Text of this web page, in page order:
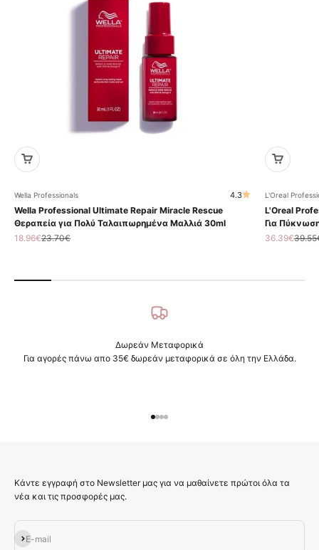
Wella Professionals 4.3
Wella Professional Ultimate Repair Miracle Rescue
Θεραπεία για Πολύ Ταλαιπωρημένα Μαλλιά 30ml
Τιμή πώλησης
18.96€Κανονική τιμή
23.70€
L'Oreal
L'Oreal
Για
Τιμή
36.39€
Δωρεάν Μεταφορικά
Για αγορές πάνω απο 35€ δωρεάν μεταφορικά σε όλη την Ελλάδα.
Κάντε εγγραφή στο Newsletter μας για να μαθαίνετε πρώτοι όλα τα
νέα και τις προσφορές μας.
E-mail
Εγγραφή